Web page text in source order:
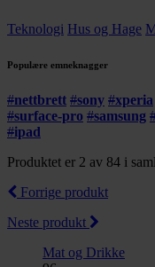
Teknologi Hus og Hage
Populære emneknagger
#nettbrett #sony #xperia
#surface-pro #samsung
#ipad
Produktet er 2 av 84 i
Forrige produkt
Neste produkt
Mat og Drikke